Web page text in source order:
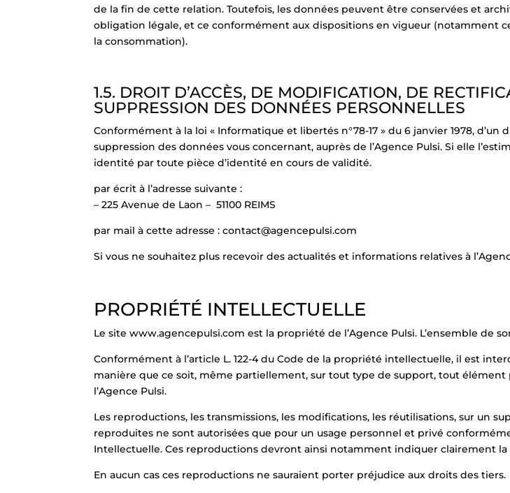
de la fin de cette relation. Toutefois, les données peuvent être conservées et
obligation légale, et ce conformément aux dispositions en vigueur (notamment
la consommation).
1.5. DROIT D’ACCÈS, DE MODIFICATION, DE
SUPPRESSION DES DONNÉES PERSONNELLES
Conformément à la loi « Informatique et libertés n°78-17 » du 6 janvier 1978,
suppression des données vous concernant, auprès de l’Agence Pulsi. Si elle
identité par toute pièce d’identité en cours de validité.
par écrit à l’adresse suivante :
– 225 Avenue de Laon – 51100 REIMS
par mail à cette adresse :contact@agencepulsi.com
Si vous ne souhaitez plus recevoir des actualités et informations relatives à
PROPRIÉTÉ INTELLECTUELLE
Le site www.agencepulsi.com est la propriété de l’Agence Pulsi. L’ensemble de
Conformément à l’article L. 122-4 du Code de la propriété intellectuelle, il est
manière que ce soit, même partiellement, sur tout type de support, tout
l’Agence Pulsi.
Les reproductions, les transmissions, les modifications, les réutilisations, sur un
reproduites ne sont autorisées que pour un usage personnel et privé
Intellectuelle. Ces reproductions devront ainsi notamment indiquer clairement
En aucun cas ces reproductions ne sauraient porter préjudice aux droits des tiers.